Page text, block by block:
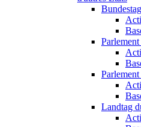
Bundestag
Landtag